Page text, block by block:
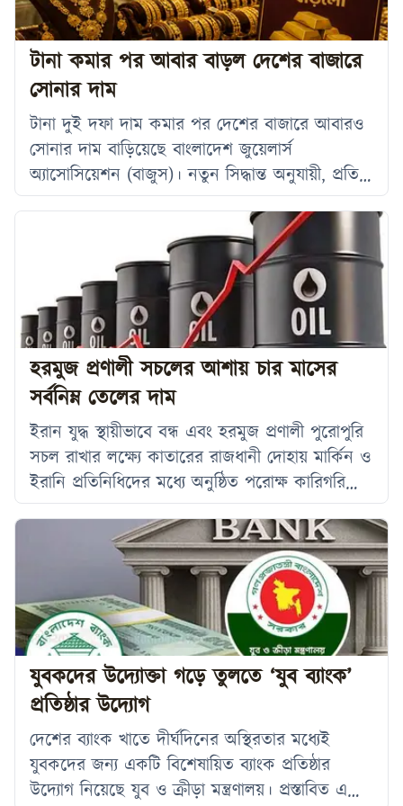
লাখ টাকা। জ্বালানি ও খনিজসম্পদ বিভাগ জানিয়েছে,
দেশের
টানা কমার পর আবার বাড়ল দেশের বাজারে
সোনার দাম
টানা দুই দফা দাম কমার পর দেশের বাজারে আবারও
সোনার দাম বাড়িয়েছে বাংলাদেশ জুয়েলার্স
অ্যাসোসিয়েশন (বাজুস)। নতুন সিদ্ধান্ত অনুযায়ী, প্রতি
ভরি (১১.৬৬৪ গ্রাম) ২২ ক্যারেটের সোনার দাম ২
হাজার ২১৬ টাকা বৃদ্ধি করে ভ্যাটসহ ২ লাখ ২৪ হাজার
১৮২ টাকা নির্ধারণ করা হয়েছে। বৃহস্পতিবার (২
জুলাই) সকালে বাজুস এক বিজ্ঞপ্তিতে এ তথ্য জানায়।
নতুন এ মূল্য একই দিন সকাল ১০টা
হরমুজ প্রণালী সচলের আশায় চার মাসের
সর্বনিম্ন তেলের দাম
ইরান যুদ্ধ স্থায়ীভাবে বন্ধ এবং হরমুজ প্রণালী পুরোপুরি
সচল রাখার লক্ষ্যে কাতারের রাজধানী দোহায় মার্কিন ও
ইরানি প্রতিনিধিদের মধ্যে অনুষ্ঠিত পরোক্ষ কারিগরি
আলোচনার ইতিবাচক অগ্রগতির খবর প্রকাশের পর
বিশ্ববাজারে অপরিশোধিত জ্বালানি তেলের দাম
উল্লেখযোগ্যভাবে কমেছে। বুধবার (১ জুলাই)
আন্তর্জাতিক বাজারে তেলের দাম এক শতাংশের বেশি
কমে চার মাসের মধ্যে সর্বনিম্ন পর্যায়ে নেমে আসে।
রয়টার্সের প্রতিবেদনে বলা হয়েছে, ব্রেন্ট ক্রুড
ফিউচারের দাম
যুবকদের উদ্যোক্তা গড়ে তুলতে ‘যুব ব্যাংক’
প্রতিষ্ঠার উদ্যোগ
দেশের ব্যাংক খাতে দীর্ঘদিনের অস্থিরতার মধ্যেই
যুবকদের জন্য একটি বিশেষায়িত ব্যাংক প্রতিষ্ঠার
উদ্যোগ নিয়েছে যুব ও ক্রীড়া মন্ত্রণালয়। প্রস্তাবিত এ